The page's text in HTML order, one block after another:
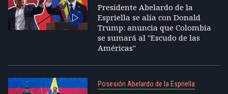
Presidente Abelardo de la
Espriella se alía con Donald
Trump: anuncia que Colombia
se sumará al "Escudo de las
Américas"
Posesión Abelardo de la Espriella